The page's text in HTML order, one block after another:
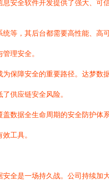
安全软件开发提供了强大、可
等，其后台都需要高性能、
理安全。
保障安全的重要路径。达梦
供应链安全风险。
数据全生命周期的安全防护
工具。
全是一场持久战。公司持续加